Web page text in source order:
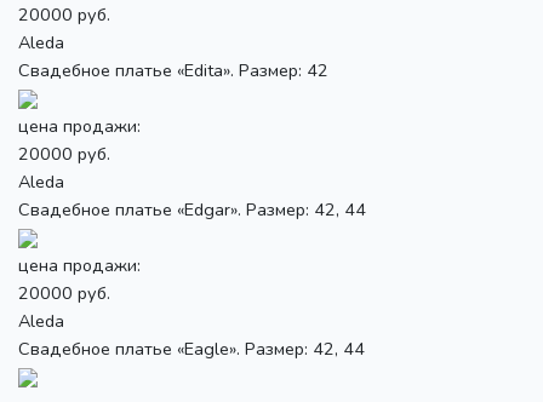
20000 руб.
Aleda
Свадебное платье «Edita». Размер: 42
цена продажи:
20000 руб.
Aleda
Свадебное платье «Edgar». Размер: 42, 44
цена продажи:
20000 руб.
Aleda
Свадебное платье «Eagle». Размер: 42, 44